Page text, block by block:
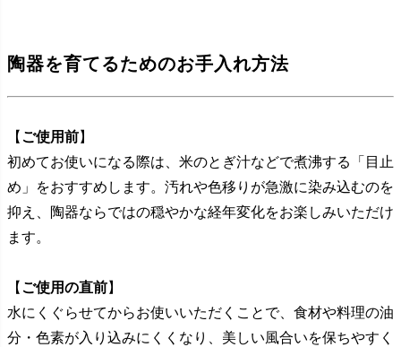
陶器を育てるためのお手入れ方法
【 ご使用前】
初めてお使いになる際は、米のとぎ汁などで煮沸する「目止
め」をおすすめします。汚れや色移りが急激に染み込むのを
抑え、陶器ならではの穏やかな経年変化をお楽しみいただけ
ます。
【 ご使用の直前】
水にくぐらせてからお使いいただくことで、食材や料理の油
分・色素が入り込みにくくなり、美しい風合いを保ちやすく